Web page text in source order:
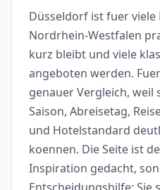
Düsseldorf ist fuer viele
Nordrhein-Westfalen
kurz bleibt und viele
angeboten werden.
genauer Vergleich, weil
Saison, Abreisetag,
und Hotelstandard
koennen. Die Seite ist
Inspiration gedacht,